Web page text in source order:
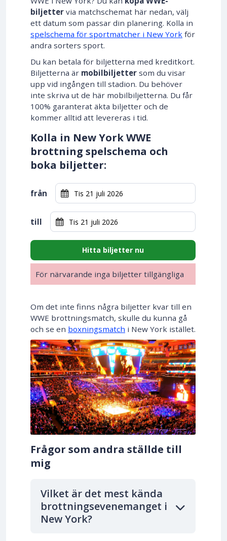
biljetter via matchschemat här nedan, välj
ett datum som passar din planering. Kolla in
spelschema för sportmatcher i New York för
andra sorters sport.
Du kan betala för biljetterna med kreditkort.
Biljetterna är mobilbiljetter som du visar
upp vid ingången till stadion. Du behöver
inte skriva ut de här mobilbiljetterna. Du får
100% garanterat äkta biljetter och de
kommer alltid att levereras i tid.
Kolla in New York WWE
brottning spelschema och
boka biljetter:
från
till
Hitta biljetter nu
För närvarande inga biljetter tillgängliga
Om det inte finns några biljetter kvar till en
WWE brottningsmatch, skulle du kunna gå
och se en boxningsmatch i New York istället.
Frågor som andra ställde till
mig
Vilket är det mest kända
brottningsevenemanget i
New York?